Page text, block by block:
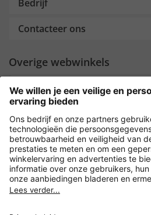
Bedrijf
Contacteer ons
Overige webwinkels
Nederland
Payment and Delivery
Versleuteling met